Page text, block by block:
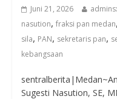
Juni 21, 2026
nasution, fraksi pan medan,
sila, PAN, sekretaris pan,
kebangsaan
Sugesti Nasution, SE,